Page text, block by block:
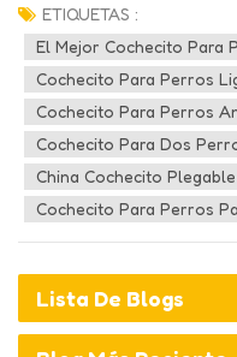
cochecito?" o qué
desglosa las reglas para
Objetivo, Suministro de
Walmart: Solo animales de
en cochecitos)La política
servicio definidos por la
tiendas. Se admiten
perros en cochecitos o
portan bien. Los
animal de
realizar?”¿Por qué? Esta
sanitarios (en especial en
ETIQUETAS :
El Mejor Cochecito Para
Cochecito Para Perros
Cochecito Para Perros
Cochecito Para Dos
China Cochecito
Cochecito Para Perros
Lista De Blogs